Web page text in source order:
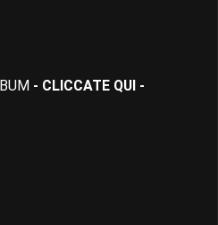
- CLICCATE QUI -